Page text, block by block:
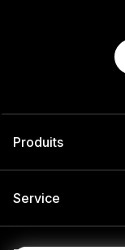
Produits
Service